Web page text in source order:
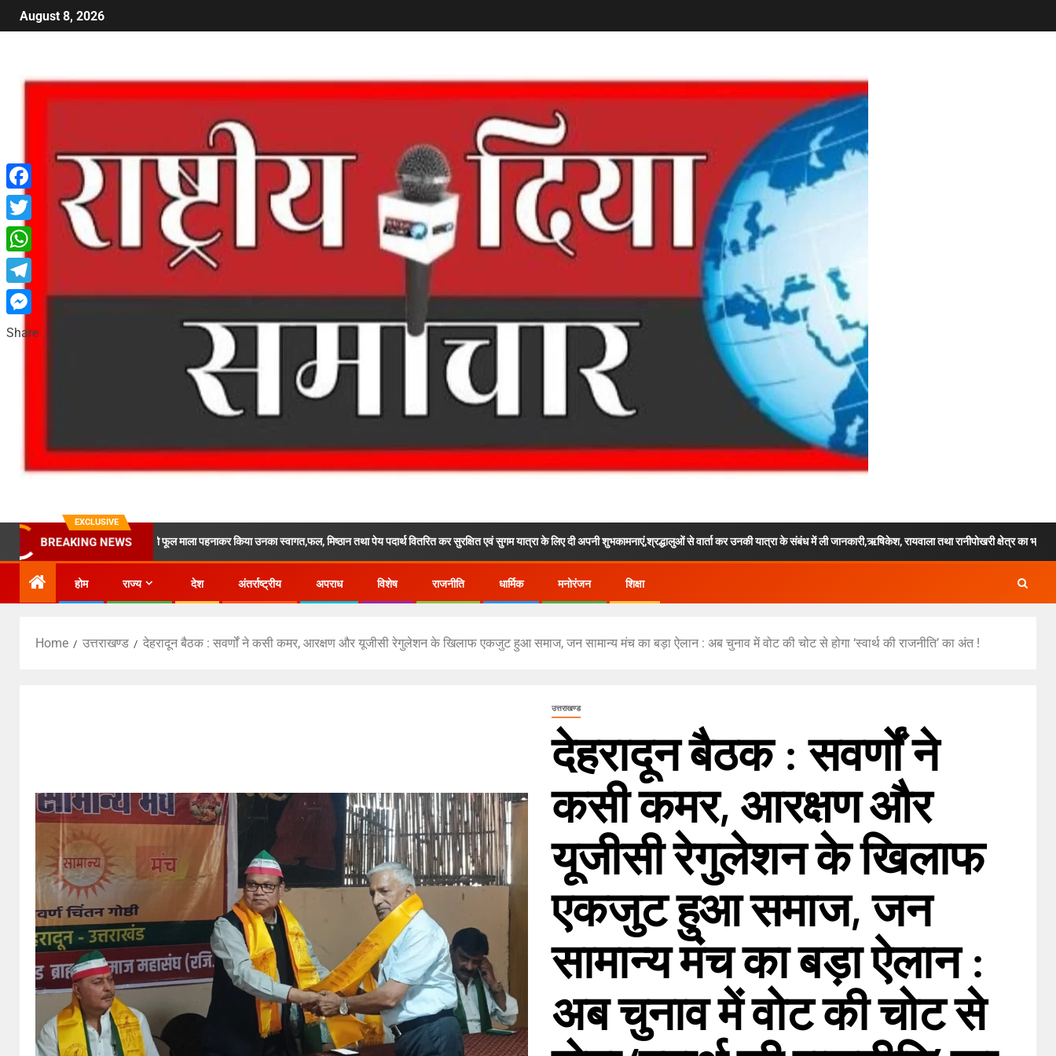
August 8, 2026
EXCLUSIVE
BREAKING NEWS
को फूल माला पहनाकर किया उनका स्वागत,फल, मिष्ठान तथा पेय पदार्थ वितरित कर सुरक्षित एवं सुगम यात्रा के लिए दी अपनी शुभकामनाएं,श्रद्धालुओं से वार्ता कर उनकी यात्रा के संबंध में ली जानकारी,ऋषिकेश, रायवाला तथा रानीपोखरी क्षेत्र का भ्रमण कर कावंड मेले में
होम राज्य देश अंतर्राष्ट्रीय अपराध विशेष राजनीति धार्मिक मनोरंजन शिक्षा
Home उत्तराखण्ड देहरादून बैठक : सवर्णों ने कसी कमर, आरक्षण और यूजीसी रेगुलेशन के खिलाफ एकजुट हुआ समाज, जन सामान्य मंच का बड़ा ऐलान : अब चुनाव में वोट की चोट से होगा ‘स्वार्थ की राजनीति’ का अंत !
उत्तराखण्ड
देहरादून बैठक : सवर्णों ने
कसी कमर, आरक्षण और
यूजीसी रेगुलेशन के खिलाफ
एकजुट हुआ समाज, जन
सामान्य मंच का बड़ा ऐलान :
अब चुनाव में वोट की चोट से
Facebook
Twitter
WhatsApp
Telegram
Messenger
Share